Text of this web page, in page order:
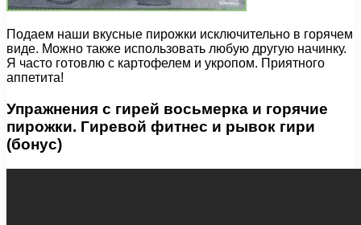
Подаем наши вкусные пирожки исключительно в горячем
виде. Можно также использовать любую другую начинку.
Я часто готовлю с картофелем и укропом. Приятного
аппетита!
Упражнения с гирей восьмерка и горячие
пирожки. Гиревой фитнес и рывок гири
(бонус)